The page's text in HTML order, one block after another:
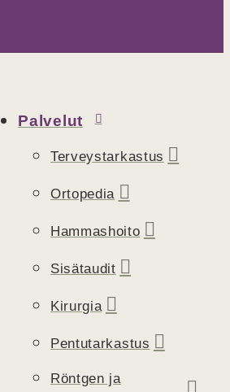
Palvelut
Terveystarkastus
Ortopedia
Hammashoito
Sisätaudit
Kirurgia
Pentutarkastus
Röntgen ja